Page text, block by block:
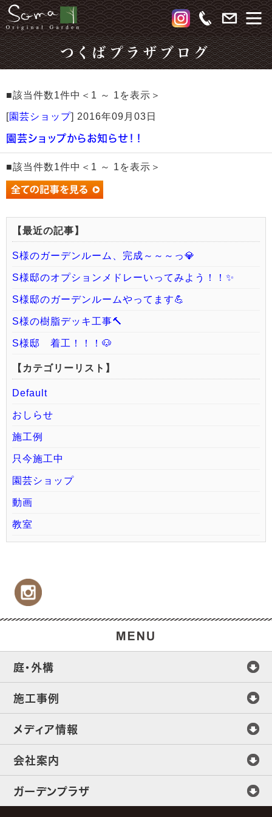
つくばプラザブログ
■該当件数1件中＜1 ～ 1を表示＞
[園芸ショップ] 2016年09月03日
園芸ショップからお知らせ！！
■該当件数1件中＜1 ～ 1を表示＞
【最近の記事】
S様のガーデンルーム、完成～～～っ💎
S様邸のオプションメドレーいってみよう！！✨
S様邸のガーデンルームやってます💪
S様の樹脂デッキ工事🔨
S様邸 着工！！！🐶
【カテゴリーリスト】
Default
おしらせ
施工例
只今施工中
園芸ショップ
動画
教室
庭・外構
施工事例
メディア情報
会社案内
ガーデンプラザ